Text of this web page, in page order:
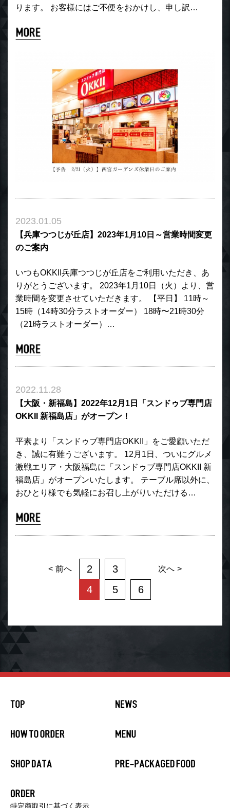
ります。 お客様にはご不便をおかけし、申し訳…
2023.01.05
【兵庫つつじが丘店】2023年1月10日～営業時間変更
のご案内
いつもOKKII兵庫つつじが丘店をご利用いただき、あ
りがとうございます。 2023年1月10日（火）より、営
業時間を変更させていただきます。 【平日】 11時～
15時（14時30分ラストオーダー） 18時〜21時30分
（21時ラストオーダー）…
2022.11.28
【大阪・新福島】2022年12月1日「スンドゥブ専門店
OKKII 新福島店」がオープン！
平素より「スンドゥブ専門店OKKII」をご愛顧いただ
き、誠に有難うございます。 12月1日、ついにグルメ
激戦エリア・大阪福島に「スンドゥブ専門店OKKII 新
福島店」がオープンいたします。 テーブル席以外に、
おひとり様でも気軽にお召し上がりいただける…
前へ 2
3
4
5 6
次へ
特定商取引に基づく表示